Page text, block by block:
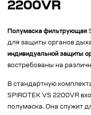
2200VR
Полумаска фильтрующая
для защиты органов
индивидуальной защиты
востребованы на
В стандартную
SPIROTEK VS 2200VR
полумаска. Она служит